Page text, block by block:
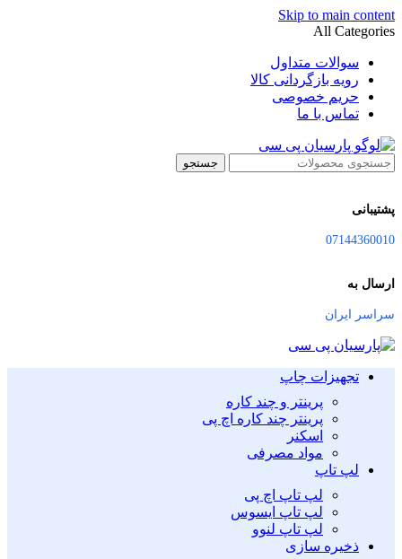
Skip to main content
All Categories
سوالات متداول
رویه بازگردانی کالا
حریم خصوصی
تماس با ما
جستجو
پشتیبانی
07144360010
ارسال به
سراسر ایران
تجهیزات چاپ
پرینتر و چند کاره
پرینتر چند کاره اچ پی
اسکنر
مواد مصرفی
لپ تاپ
لپ تاپ اچ پی
لپ تاپ ایسوس
لپ تاپ لنوو
ذخیره سازی